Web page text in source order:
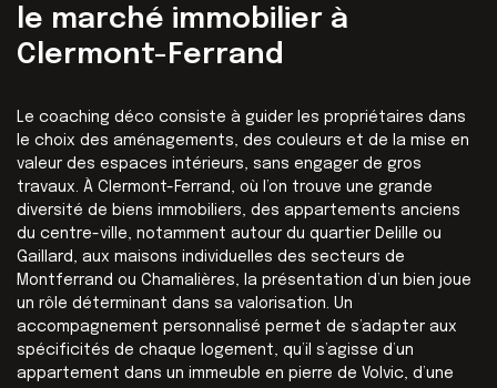
le marché immobilier à
Clermont-Ferrand
Le coaching déco consiste à guider les propriétaires dans
le choix des aménagements, des couleurs et de la mise en
valeur des espaces intérieurs, sans engager de gros
travaux. À Clermont-Ferrand, où l’on trouve une grande
diversité de biens immobiliers, des appartements anciens
du centre-ville, notamment autour du quartier Delille ou
Gaillard, aux maisons individuelles des secteurs de
Montferrand ou Chamalières, la présentation d’un bien joue
un rôle déterminant dans sa valorisation. Un
accompagnement personnalisé permet de s’adapter aux
spécificités de chaque logement, qu’il s’agisse d’un
appartement dans un immeuble en pierre de Volvic, d’une